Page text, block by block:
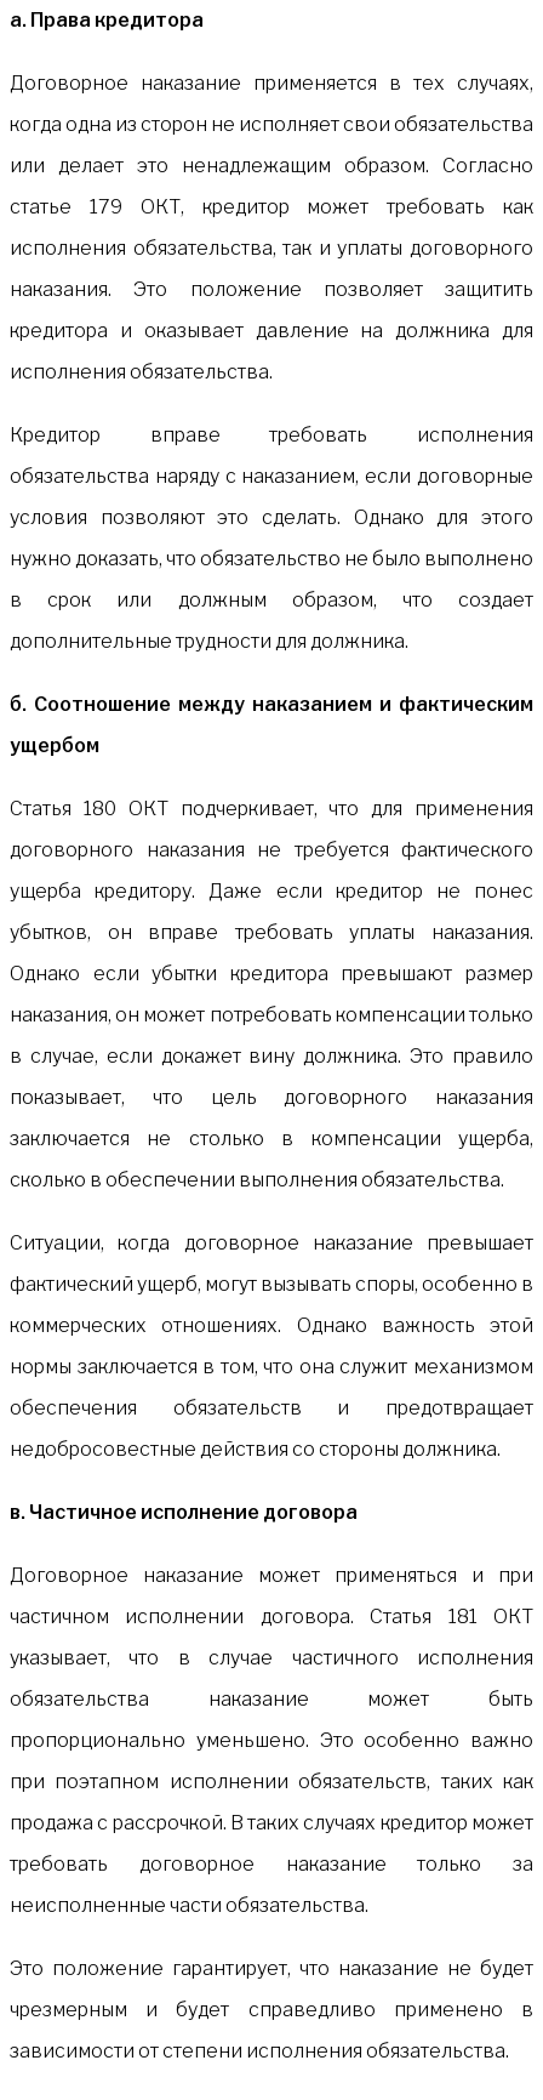
а. Права кредитора
Договорное наказание применяется в тех случаях,
когда одна из сторон не исполняет свои обязательства
или делает это ненадлежащим образом. Согласно
статье 179 ОКТ, кредитор может требовать как
исполнения обязательства, так и уплаты договорного
наказания. Это положение позволяет защитить
кредитора и оказывает давление на должника для
исполнения обязательства.
Кредитор вправе требовать исполнения
обязательства наряду с наказанием, если договорные
условия позволяют это сделать. Однако для этого
нужно доказать, что обязательство не было выполнено
в срок или должным образом, что создает
дополнительные трудности для должника.
б. Соотношение между наказанием и фактическим
ущербом
Статья 180 ОКТ подчеркивает, что для применения
договорного наказания не требуется фактического
ущерба кредитору. Даже если кредитор не понес
убытков, он вправе требовать уплаты наказания.
Однако если убытки кредитора превышают размер
наказания, он может потребовать компенсации только
в случае, если докажет вину должника. Это правило
показывает, что цель договорного наказания
заключается не столько в компенсации ущерба,
сколько в обеспечении выполнения обязательства.
Ситуации, когда договорное наказание превышает
фактический ущерб, могут вызывать споры, особенно в
коммерческих отношениях. Однако важность этой
нормы заключается в том, что она служит механизмом
обеспечения обязательств и предотвращает
недобросовестные действия со стороны должника.
в. Частичное исполнение договора
Договорное наказание может применяться и при
частичном исполнении договора. Статья 181 ОКТ
указывает, что в случае частичного исполнения
обязательства наказание может быть
пропорционально уменьшено. Это особенно важно
при поэтапном исполнении обязательств, таких как
продажа с рассрочкой. В таких случаях кредитор может
требовать договорное наказание только за
неисполненные части обязательства.
Это положение гарантирует, что наказание не будет
чрезмерным и будет справедливо применено в
зависимости от степени исполнения обязательства.